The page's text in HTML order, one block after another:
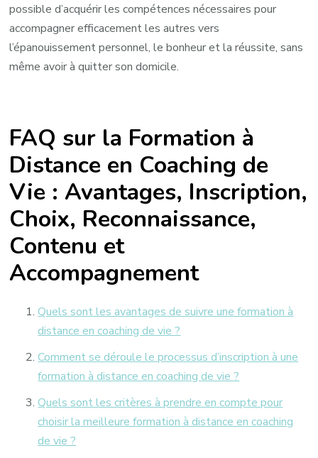
possible d’acquérir les compétences nécessaires pour
accompagner efficacement les autres vers
l’épanouissement personnel, le bonheur et la réussite, sans
même avoir à quitter son domicile.
FAQ sur la Formation à
Distance en Coaching de
Vie : Avantages, Inscription,
Choix, Reconnaissance,
Contenu et
Accompagnement
Quels sont les avantages de suivre une formation à
distance en coaching de vie ?
Comment se déroule le processus d’inscription à une
formation à distance en coaching de vie ?
Quels sont les critères à prendre en compte pour
choisir la meilleure formation à distance en coaching
de vie ?